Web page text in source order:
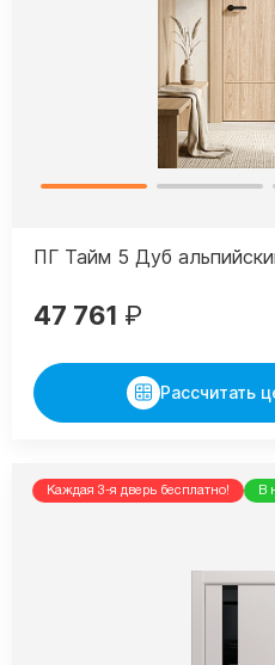
ПГ Тайм 5 Дуб
47 761 ₽
Рассчитать
Каждая 3-я дверь бесплатно! В